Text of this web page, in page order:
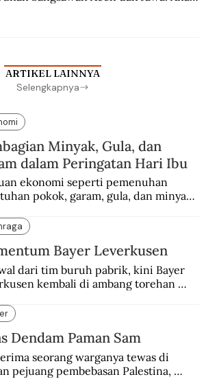
ARTIKEL LAINNYA
Selengkapnya
Minyak, Gula, dan
dalam Peringatan Hari Ibu
ekonomi seperti pemenuhan
pokok, garam, gula, dan minyak
Hari Ibu.
Bayer Leverkusen
dari tim buruh pabrik, kini Bayer
kembali di ambang torehan
Dendam Paman Sam
seorang warganya tewas di
pejuang pembebasan Palestina,